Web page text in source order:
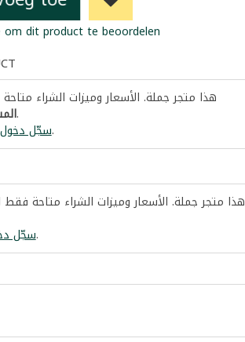
om dit product te beoordelen
هذا متجر جملة. الأسعار وميزات الشراء
.
سجّل دخول.
هذا متجر جملة. الأسعار وميزات الشراء متاحة
سجّل.